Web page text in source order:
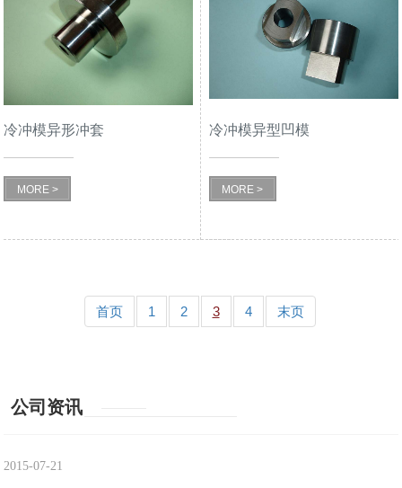
冷冲模异形冲套
MORE >
冷冲模异型凹模
MORE >
首页 1 2 3 4 末页
公司资讯
2015-07-21